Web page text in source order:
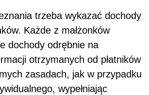
trzeba wykazać dochody
Każde z małżonków
dochody odrębnie na
otrzymanych od płatników
zasadach, jak w przypadku
wypełniając